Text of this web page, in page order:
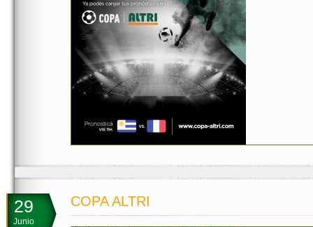
29
Junio
COPA ALTRI